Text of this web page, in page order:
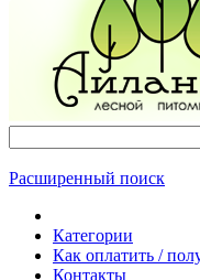
Расширенный поиск
Категории
Как оплатить /
Контакты